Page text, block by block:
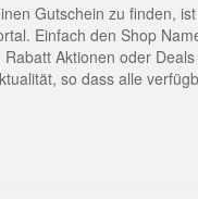
Gutschein zu finden,
Einfach den Shop
Aktionen oder
so dass alle